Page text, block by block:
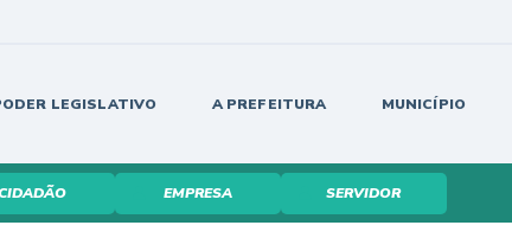
LEGISLATIVO A PREFEITURA MUNICÍPIO
EMPRESA SERVIDOR